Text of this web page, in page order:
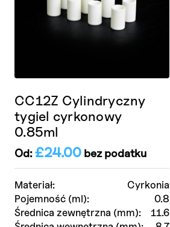
Materiał:
Cyrkonia
Pojemność (ml):
0.8
Średnica zewnętrzna (mm):
11.6
CC12Z Cylindryczny
tygiel cyrkonowy
0.85ml
Od:£24.00 bez podatku